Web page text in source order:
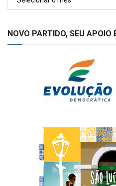
NOVO PARTIDO, SEU APOIO